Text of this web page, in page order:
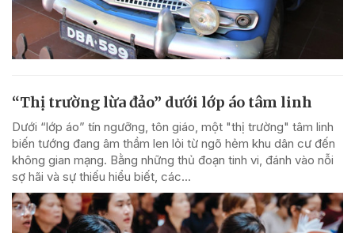
“Thị trường lừa đảo” dưới lớp áo tâm linh
Dưới “lớp áo” tín ngưỡng, tôn giáo, một "thị trường" tâm linh
biến tướng đang âm thầm len lỏi từ ngõ hẻm khu dân cư đến
không gian mạng. Bằng những thủ đoạn tinh vi, đánh vào nỗi
sợ hãi và sự thiếu hiểu biết, các...